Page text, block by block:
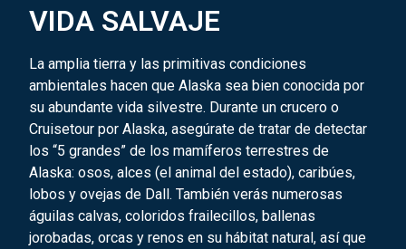
VIDA SALVAJE
La amplia tierra y las primitivas condiciones
ambientales hacen que Alaska sea bien conocida por
su abundante vida silvestre. Durante un crucero o
Cruisetour por Alaska, asegúrate de tratar de detectar
los “5 grandes” de los mamíferos terrestres de
Alaska: osos, alces (el animal del estado), caribúes,
lobos y ovejas de Dall. También verás numerosas
águilas calvas, coloridos frailecillos, ballenas
jorobadas, orcas y renos en su hábitat natural, así que